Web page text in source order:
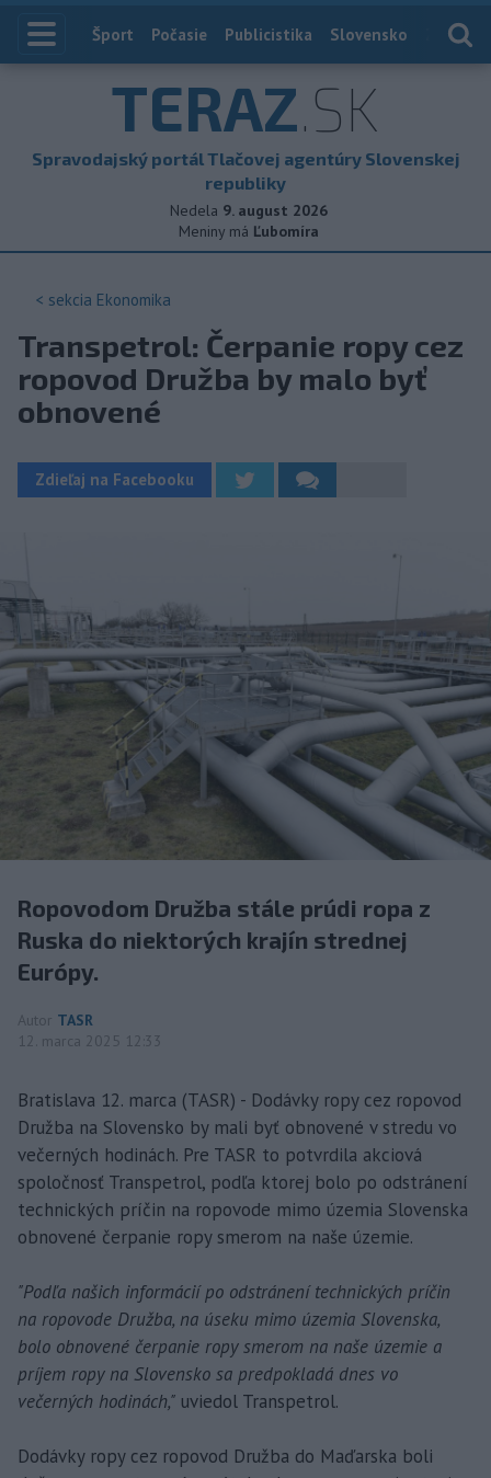
Index
Šport Počasie Publicistika Slovensko
TERAZ.SK
Spravodajský portál Tlačovej agentúry Slovenskej
republiky
Nedela 9. august 2026
Meniny má Ľubomíra
< sekcia Ekonomika
Transpetrol: Čerpanie ropy cez
ropovod Družba by malo byť
obnovené
Zdieľaj na Facebooku
Ropovodom Družba stále prúdi ropa z
Ruska do niektorých krajín strednej
Európy.
Autor TASR
12. marca 2025 12:33
Bratislava 12. marca (TASR) - Dodávky ropy cez ropovod
Družba na Slovensko by mali byť obnovené v stredu vo
večerných hodinách. Pre TASR to potvrdila akciová
spoločnosť Transpetrol, podľa ktorej bolo po odstránení
technických príčin na ropovode mimo územia Slovenska
obnovené čerpanie ropy smerom na naše územie.
"Podľa našich informácií po odstránení technických príčin
na ropovode Družba, na úseku mimo územia Slovenska,
bolo obnovené čerpanie ropy smerom na naše územie a
príjem ropy na Slovensko sa predpokladá dnes vo
večerných hodinách," uviedol Transpetrol.
Dodávky ropy cez ropovod Družba do Maďarska boli